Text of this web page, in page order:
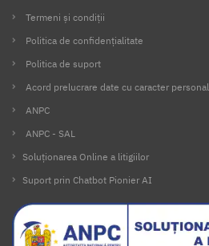
Termeni și condiții
Politica de confidențialitate
Politica de suport
Acord prelucrare date cu caracter personal
ANPC
ANPC - SAL
Soluționarea Online a litigiilor
Suport prin Chatbot Pionier AI